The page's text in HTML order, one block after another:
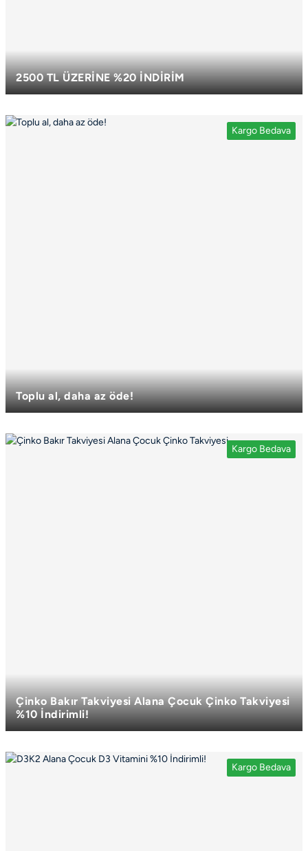
2500 TL ÜZERİNE %20 İNDİRİM
TÜM ÜRÜNLERDE GEÇERLİDİR. ÖDEME SAYFASINDAN
Kargo Bedava
Toplu al, daha az öde!
D3K2 İkinci Ürüne %5 İndirim!
Kargo Bedava
Çinko Bakır Takviyesi Alana Çocuk Çinko Takviyesi
%10 İndirimli!
Biri sana, biri çocuğuna!
Kargo Bedava